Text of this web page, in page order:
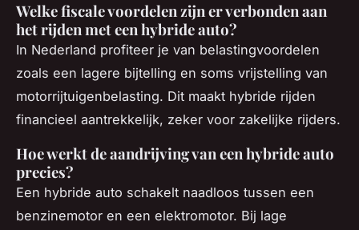
Welke fiscale voordelen zijn er verbonden aan
het rijden met een hybride auto?
In Nederland profiteer je van belastingvoordelen
zoals een lagere bijtelling en soms vrijstelling van
motorrijtuigenbelasting. Dit maakt hybride rijden
financieel aantrekkelijk, zeker voor zakelijke rijders.
Hoe werkt de aandrijving van een hybride auto
precies?
Een hybride auto schakelt naadloos tussen een
benzinemotor en een elektromotor. Bij lage